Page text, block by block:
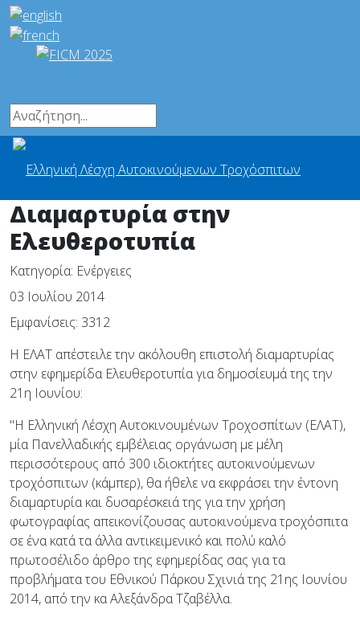
Διαμαρτυρία στην
Ελευθεροτυπία
Κατηγορία: Ενέργειες
03 Ιουλίου 2014
Εμφανίσεις: 3312
Η ΕΛΑΤ απέστειλε την ακόλουθη επιστολή διαμαρτυρίας
στην εφημερίδα Ελευθεροτυπία για δημοσίευμά της την
21η Ιουνίου:
"Η Ελληνική Λέσχη Αυτοκινουμένων Τροχοσπίτων (ΕΛΑΤ),
μία Πανελλαδικής εμβέλειας οργάνωση με μέλη
περισσότερους από 300 ιδιοκτήτες αυτοκινούμενων
τροχόσπιτων (κάμπερ), θα ήθελε να εκφράσει την έντονη
διαμαρτυρία και δυσαρέσκειά της για την χρήση
φωτογραφίας απεικονίζουσας αυτοκινούμενα τροχόσπιτα
σε ένα κατά τα άλλα αντικειμενικό και πολύ καλό
πρωτοσέλιδο άρθρο της εφημερίδας σας για τα
προβλήματα του Εθνικού Πάρκου Σχινιά της 21ης Ιουνίου
2014, από την κα Αλεξάνδρα Τζαβέλλα.